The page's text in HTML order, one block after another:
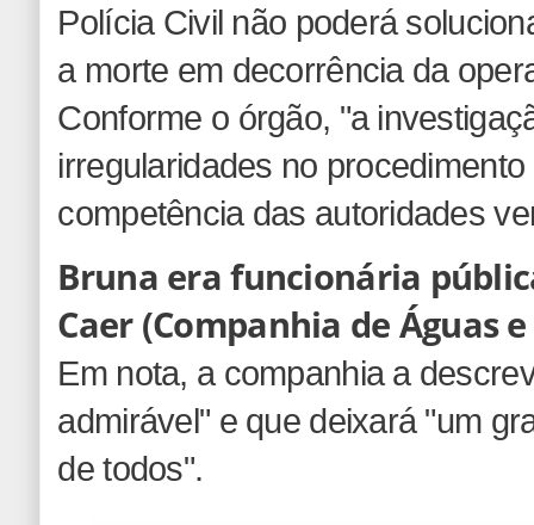
Polícia Civil não poderá
a morte em decorrência da
Conforme o órgão, "a
irregularidades no
competência das autoridades
Bruna era funcionária
Caer (Companhia de Águas
Em nota, a companhia a
admirável" e que deixará "um
de todos".